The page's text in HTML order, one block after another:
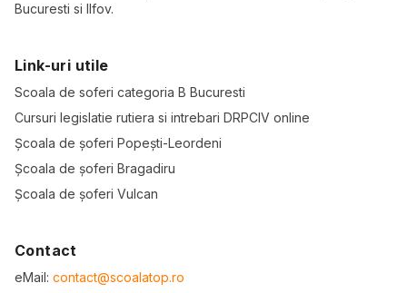
Bucuresti si Ilfov.
Link-uri utile
Scoala de soferi categoria B Bucuresti
Cursuri legislatie rutiera si intrebari DRPCIV online
Școala de șoferi Popești-Leordeni
Școala de șoferi Bragadiru
Școala de șoferi Vulcan
Contact
eMail: contact@scoalatop.ro